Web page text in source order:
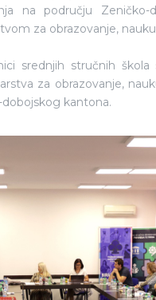
na području
za obrazovanje,
srednjih stručnih
za obrazovanje,
kantona.